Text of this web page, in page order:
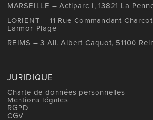
MARSEILLE – Actiparc I, 13821 La
LORIENT – 11 Rue Commandant
Larmor-Plage
REIMS – 3 All. Albert Caquot, 51100
JURIDIQUE
Charte de données personnelles
Mentions légales
RGPD
CGV